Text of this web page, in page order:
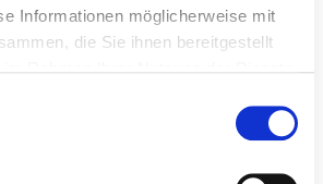
Informationen möglicherweise mit
die Sie ihnen bereitgestellt